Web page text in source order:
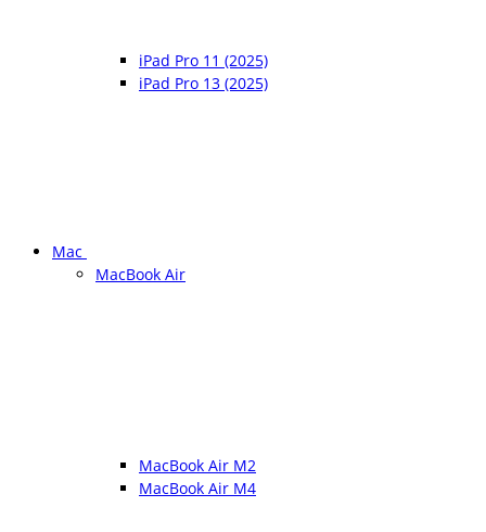
iPad Pro 11 (2025)
iPad Pro 13 (2025)
Mac
MacBook Air
MacBook Air M2
MacBook Air M4